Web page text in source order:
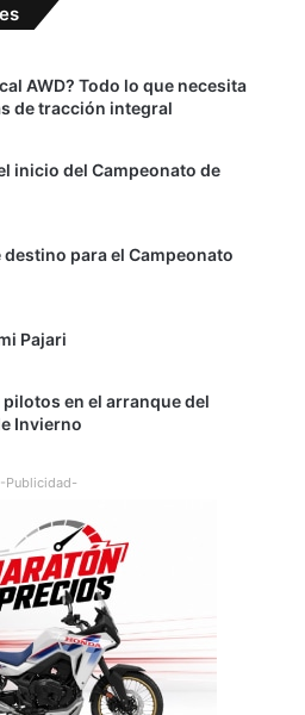
AWD? Todo lo que necesita
de tracción integral
inicio del Campeonato de
para el Campeonato
Pajari
en el arranque del
Invierno
-Publicidad-